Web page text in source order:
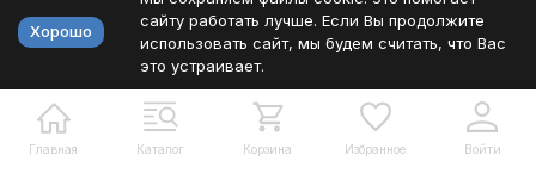
Главная Каталог Корзина Избранное Войти
Политика персональных данных
Разработано в bodysite.ru
Хорошо
сайту работать лучше. Если Вы продолжите
использовать сайт, мы будем считать, что Вас
это устраивает.